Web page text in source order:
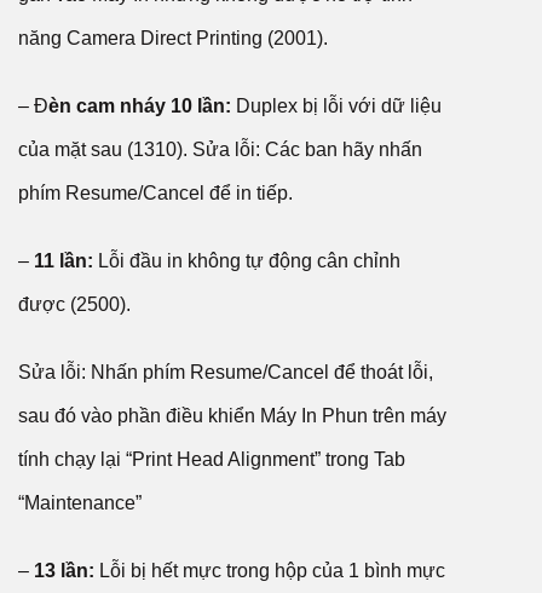
năng Camera Direct Printing (2001).
– Đèn cam nháy 10 lần: Duplex bị lỗi với dữ liệu
của mặt sau (1310). Sửa lỗi: Các ban hãy nhấn
phím Resume/Cancel để in tiếp.
– 11 lần: Lỗi đầu in không tự động cân chỉnh
được (2500).
Sửa lỗi: Nhấn phím Resume/Cancel để thoát lỗi,
sau đó vào phần điều khiển Máy In Phun trên máy
tính chạy lại “Print Head Alignment” trong Tab
“Maintenance”
– 13 lần: Lỗi bị hết mực trong hộp của 1 bình mực